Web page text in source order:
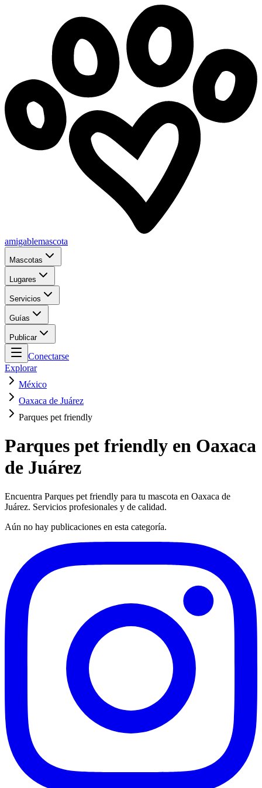
amigablemascota
Mascotas
Lugares
Servicios
Guías
Publicar
Conectarse
Explorar
México
Oaxaca de Juárez
Parques pet friendly
Parques pet friendly en Oaxaca
de Juárez
Encuentra Parques pet friendly para tu mascota en Oaxaca de
Juárez. Servicios profesionales y de calidad.
Aún no hay publicaciones en esta categoría.